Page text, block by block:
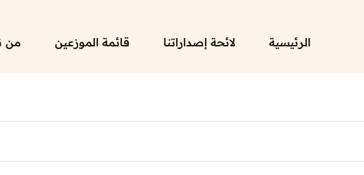
الرئيسية لائحة إصداراتنا قائمة الموزعين من